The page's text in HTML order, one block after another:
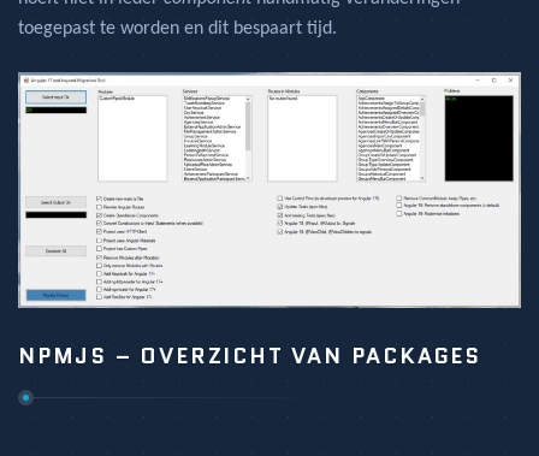
toegepast te worden en dit bespaart tijd.
NPMJS – OVERZICHT VAN PACKAGES